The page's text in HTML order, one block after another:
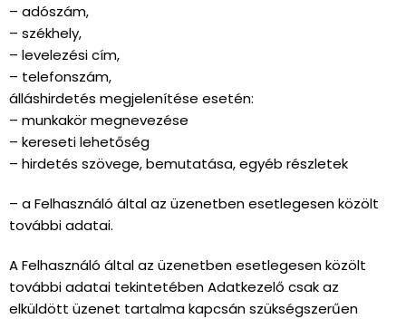
– adószám,
– székhely,
– levelezési cím,
– telefonszám,
álláshirdetés megjelenítése esetén:
– munkakör megnevezése
– kereseti lehetőség
– hirdetés szövege, bemutatása, egyéb részletek
– a Felhasználó által az üzenetben esetlegesen közölt
további adatai.
A Felhasználó által az üzenetben esetlegesen közölt
további adatai tekintetében Adatkezelő csak az
elküldött üzenet tartalma kapcsán szükségszerűen